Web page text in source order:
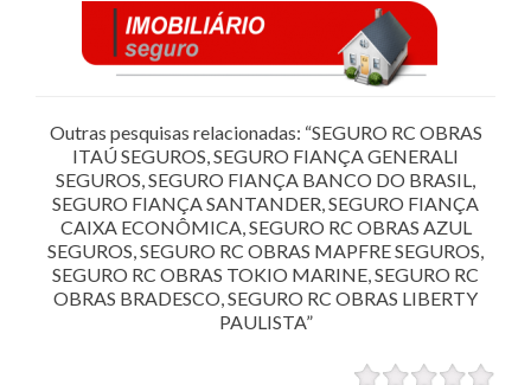
Outras pesquisas relacionadas: “SEGURO RC OBRAS
ITAÚ SEGUROS, SEGURO FIANÇA GENERALI
SEGUROS, SEGURO FIANÇA BANCO DO BRASIL,
SEGURO FIANÇA SANTANDER, SEGURO FIANÇA
CAIXA ECONÔMICA, SEGURO RC OBRAS AZUL
SEGUROS, SEGURO RC OBRAS MAPFRE SEGUROS,
SEGURO RC OBRAS TOKIO MARINE, SEGURO RC
OBRAS BRADESCO, SEGURO RC OBRAS LIBERTY
PAULISTA”